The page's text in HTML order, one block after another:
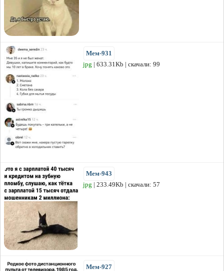
Мем-931
jpg | 633.31Kb | скачали: 99
Мем-943
jpg | 233.49Kb | скачали: 57
Мем-927